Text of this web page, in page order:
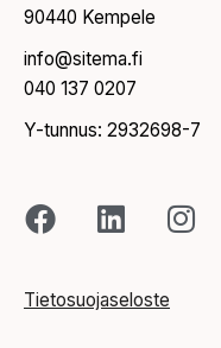
90440 Kempele
info@sitema.fi
040 137 0207
Y-tunnus: 2932698-7
Tietosuojaseloste